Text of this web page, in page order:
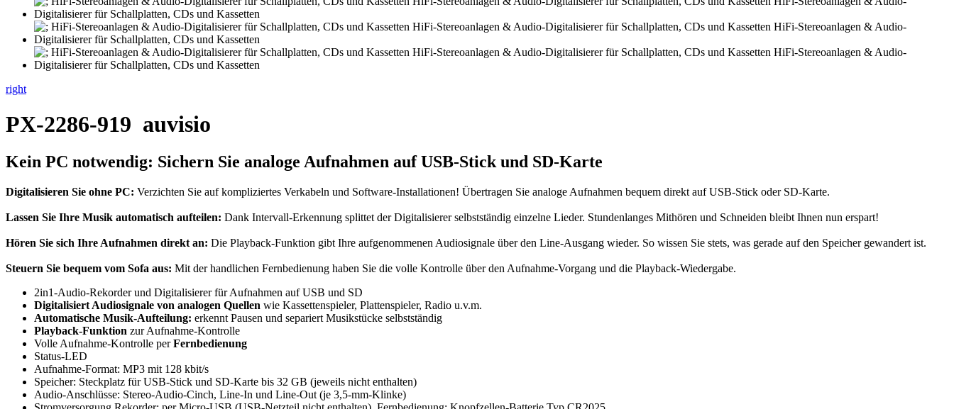
right
PX-2286-919 auvisio
Kein PC notwendig: Sichern Sie analoge Aufnahmen auf USB-Stick und SD-Karte
Digitalisieren Sie ohne PC: Verzichten Sie auf kompliziertes Verkabeln und Software-Installationen! Übertragen Sie analoge Aufnahmen bequem direkt auf USB-Stick oder SD-Karte.
Lassen Sie Ihre Musik automatisch aufteilen: Dank Intervall-Erkennung splittet der Digitalisierer selbstständig einzelne Lieder. Stundenlanges Mithören und Schneiden bleibt Ihnen nun erspart!
Hören Sie sich Ihre Aufnahmen direkt an: Die Playback-Funktion gibt Ihre aufgenommenen Audiosignale über den Line-Ausgang wieder. So wissen Sie stets, was gerade auf den Speicher gewandert ist.
Steuern Sie bequem vom Sofa aus: Mit der handlichen Fernbedienung haben Sie die volle Kontrolle über den Aufnahme-Vorgang und die Playback-Wiedergabe.
2in1-Audio-Rekorder und Digitalisierer für Aufnahmen auf USB und SD
Digitalisiert Audiosignale von analogen Quellen wie Kassettenspieler, Plattenspieler, Radio u.v.m.
Automatische Musik-Aufteilung: erkennt Pausen und separiert Musikstücke selbstständig
Playback-Funktion zur Aufnahme-Kontrolle
Volle Aufnahme-Kontrolle perFernbedienung
Status-LED
Aufnahme-Format: MP3 mit 128 kbit/s
Speicher: Steckplatz für USB-Stick und SD-Karte bis 32 GB (jeweils nicht enthalten)
Audio-Anschlüsse: Stereo-Audio-Cinch, Line-In und Line-Out (je 3,5-mm-Klinke)